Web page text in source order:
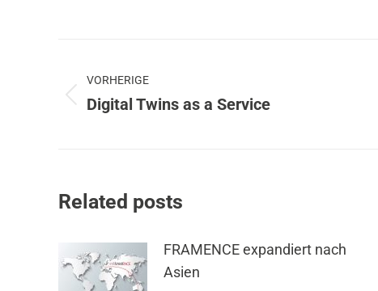
VORHERIGE
Vorheriger
Digital Twins as a Service
Related posts
FRAMENCE expandiert nach
Asien